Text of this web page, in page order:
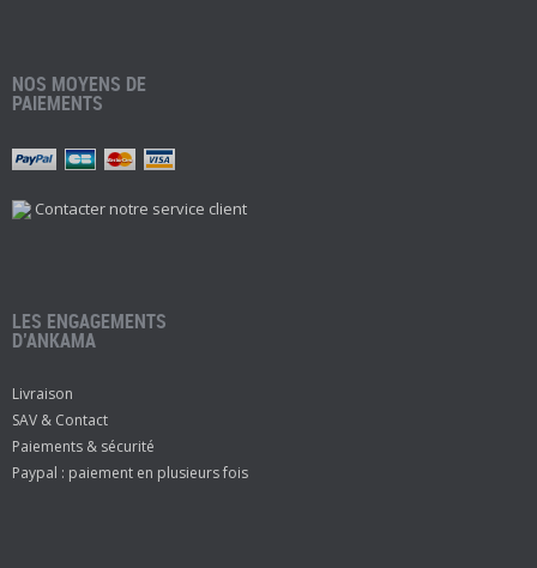
NOS MOYENS DE
PAIEMENTS
Contacter notre service client
LES ENGAGEMENTS
D’ANKAMA
Livraison
SAV & Contact
Paiements & sécurité
Paypal : paiement en plusieurs fois